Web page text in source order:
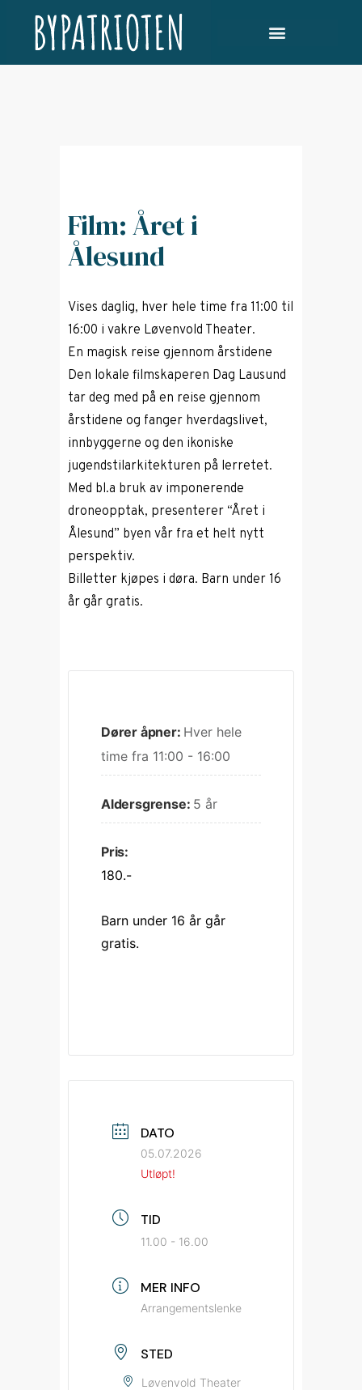
Film: Året i
Ålesund
Vises daglig, hver hele time fra 11:00 til
16:00 i vakre Løvenvold Theater.
En magisk reise gjennom årstidene
Den lokale filmskaperen Dag Lausund
tar deg med på en reise gjennom
årstidene og fanger hverdagslivet,
innbyggerne og den ikoniske
jugendstilarkitekturen på lerretet.
Med bl.a bruk av imponerende
droneopptak, presenterer “Året i
Ålesund” byen vår fra et helt nytt
perspektiv.
Billetter kjøpes i døra. Barn under 16
år går gratis.
Dører åpner: Hver hele
time fra 11:00 - 16:00
Aldersgrense: 5 år
Pris:
180.-
Barn under 16 år går
gratis.
DATO
05.07.2026
Utløpt!
TID
11.00 - 16.00
MER INFO
Arrangementslenke
STED
Løvenvold Theater